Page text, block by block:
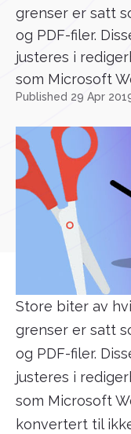
grenser er satt
og PDF-filer.
justeres i
som Microsoft
Published 29 Apr
Store biter av
grenser er satt
og PDF-filer.
justeres i
som Microsoft
konvertert til